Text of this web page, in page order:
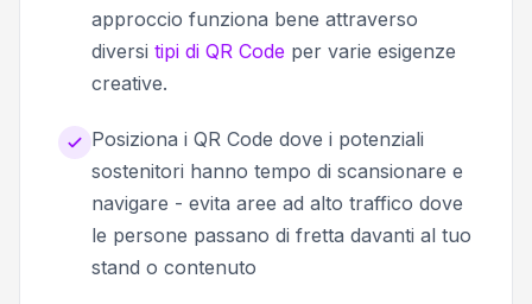
approccio funziona bene attraverso
diversi tipi di QR Code per varie esigenze
creative.
Posiziona i QR Code dove i potenziali
sostenitori hanno tempo di scansionare e
navigare - evita aree ad alto traffico dove
le persone passano di fretta davanti al tuo
stand o contenuto